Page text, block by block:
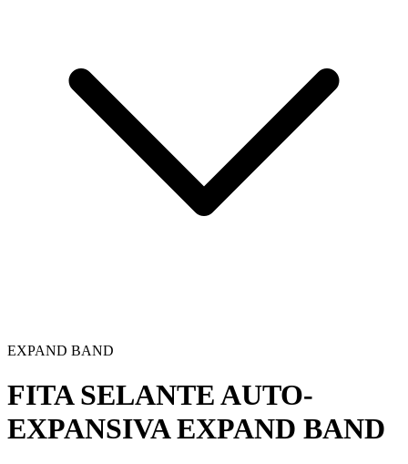
EXPAND BAND
FITA SELANTE AUTO-
EXPANSIVAEXPAND BAND